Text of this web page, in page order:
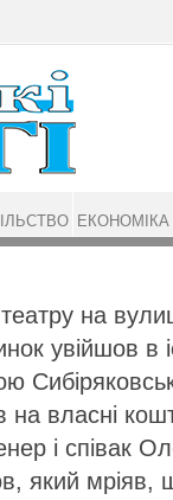
на
увійшов в
на власні
і співак
який
ЕКОНОМІКА